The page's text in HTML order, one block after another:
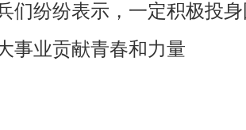
们纷纷表示，一定积极投
事业贡献青春和力量